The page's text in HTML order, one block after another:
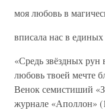
моя любовь в
вписала нас в единых
«Средь звёздных рун
любовь твоей мечте
Венок семистиший
журнале «Аполлон»